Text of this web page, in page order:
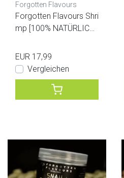
Forgotten Flavours
Forgotten Flavours Shri
mp [100% NATÜRLICH]
EUR 17,99
Vergleichen